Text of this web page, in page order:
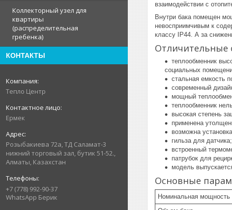
Коллекторный узел для
квартиры
(распределительная
гребенка)
КОНТАКТЫ
Тепло Центр
Ермек
Розыбакиева 72а, ТД Саламат-3
нижний торговый зал, бутик 51-52.,
Алматы, Казахстан
+7 (778) 992-90-37
WhatsApp Берик
взаимодействии с
Внутри бака помещен
невосприимчивым к
классу IP44. А за
Отличительные
теплообменник
социальных
стальная емкость
современный
мощный
теплообменник
высокая степень
применена
возможна
гильза для датчика;
встроенный
патрубок для
модель
Основные
Номинальная мощность